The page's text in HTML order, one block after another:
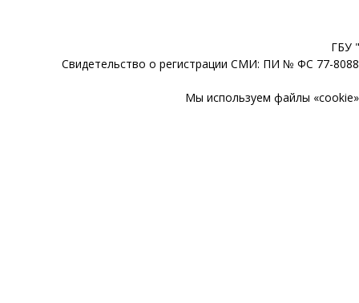
ГБУ
Свидетельство о регистрации СМИ: ПИ № ФС 77-
Мы используем файлы «cookie»